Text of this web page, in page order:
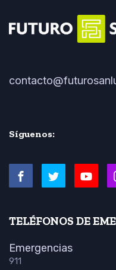
Síguenos:
TELÉFONOS DE
Emergencias
911